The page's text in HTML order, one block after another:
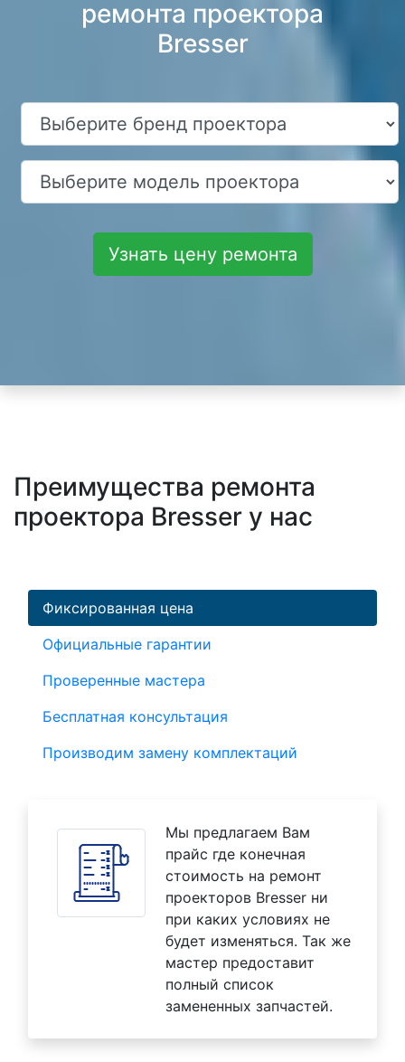
ремонта проектора
Bresser
Узнать цену ремонта
Преимущества ремонта
проектора Bresser у нас
Фиксированная цена
Официальные гарантии
Проверенные мастера
Бесплатная консультация
Производим замену комплектаций
Мы предлагаем Вам
прайс где конечная
стоимость на ремонт
проекторов Bresser ни
при каких условиях не
будет изменяться. Так же
мастер предоставит
полный список
замененных запчастей.